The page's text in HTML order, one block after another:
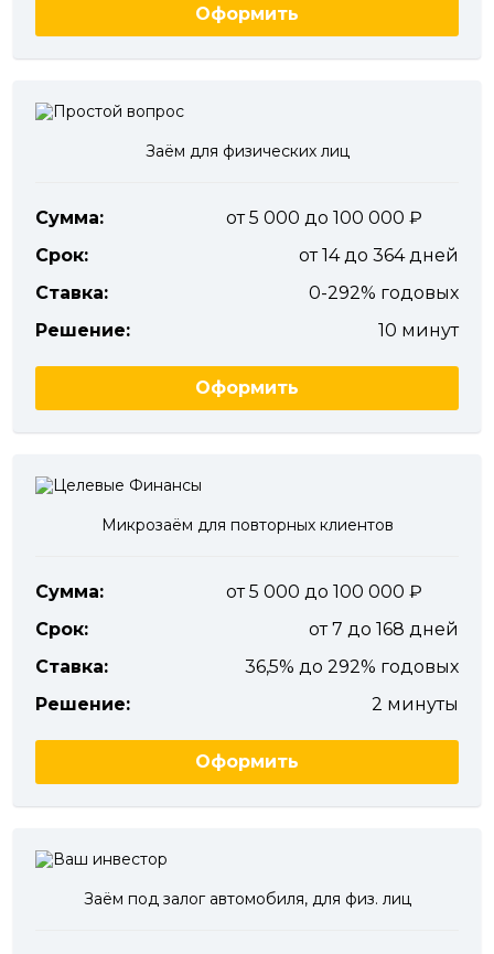
Оформить
Заём для физических лиц
Сумма:
от 5 000 до 100 000
Срок:
от 14 до 364 дней
Ставка:
0-292% годовых
Решение:
10 минут
Оформить
Микрозаём для повторных клиентов
Сумма:
от 5 000 до 100 000
Срок:
от 7 до 168 дней
Ставка:
36,5% до 292% годовых
Решение:
2 минуты
Оформить
Заём под залог автомобиля, для физ. лиц